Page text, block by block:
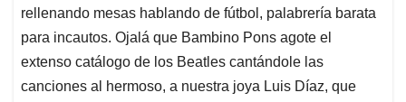
rellenando mesas hablando de fútbol, palabrería barata
para incautos. Ojalá que Bambino Pons agote el
extenso catálogo de los Beatles cantándole las
canciones al hermoso, a nuestra joya Luis Díaz, que